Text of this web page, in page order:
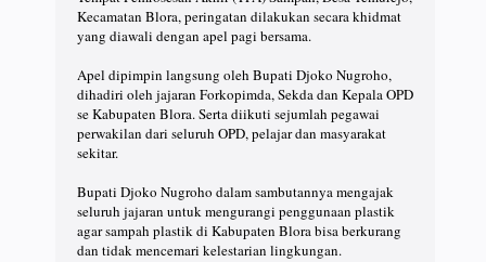
Kecamatan Blora, peringatan dilakukan secara khidmat
yang diawali dengan apel pagi bersama.
Apel dipimpin langsung oleh Bupati Djoko Nugroho,
dihadiri oleh jajaran Forkopimda, Sekda dan Kepala OPD
se Kabupaten Blora. Serta diikuti sejumlah pegawai
perwakilan dari seluruh OPD, pelajar dan masyarakat
sekitar.
Bupati Djoko Nugroho dalam sambutannya mengajak
seluruh jajaran untuk mengurangi penggunaan plastik
agar sampah plastik di Kabupaten Blora bisa berkurang
dan tidak mencemari kelestarian lingkungan.